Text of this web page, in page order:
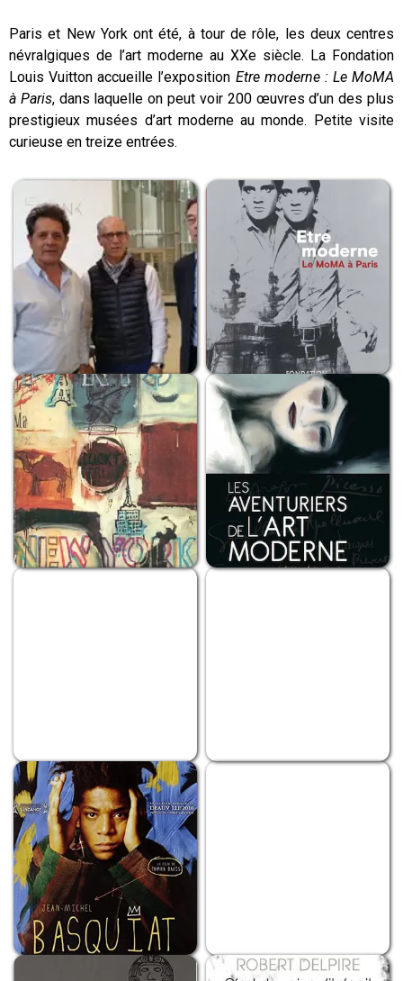
Paris et New York ont été, à tour de rôle, les deux centres
névralgiques de l’art moderne au XXe siècle. La Fondation
Louis Vuitton accueille l’exposition Etre moderne : Le MoMA
à Paris, dans laquelle on peut voir 200 œuvres d’un des plus
prestigieux musées d’art moderne au monde. Petite visite
curieuse en treize entrées.